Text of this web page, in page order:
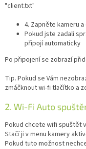
kamery
"client.txt"
4. Zapněte kameru
Pokud jste zadali
připojí automaticky
Po připojení se zobrazí
Tip. Pokud se Vám
zmáčknout wi-fi tlačítko a
2. Wi-Fi Auto
Pokud chcete wifi spuštět
Stačí ji v menu kamery
Pokud tuto možnost